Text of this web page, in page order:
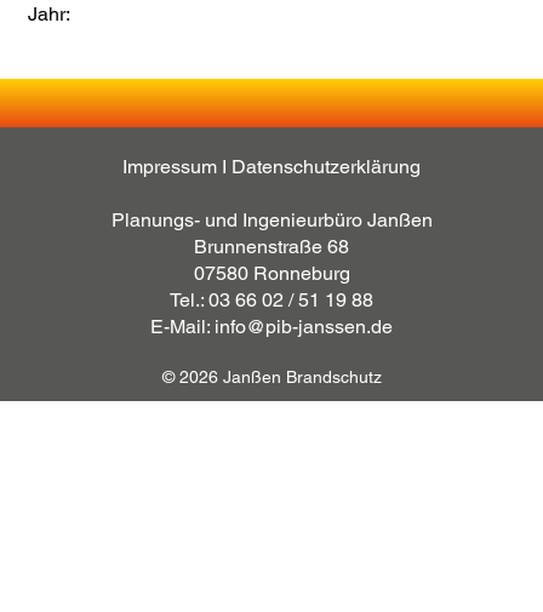
Jahr:
Impressum I Datenschutzerklärung
Planungs- und Ingenieurbüro Janßen
Brunnenstraße 68
07580 Ronneburg
Tel.: 03 66 02 / 51 19 88
E-Mail: info@pib-janssen.de
© 2026 Janßen Brandschutz